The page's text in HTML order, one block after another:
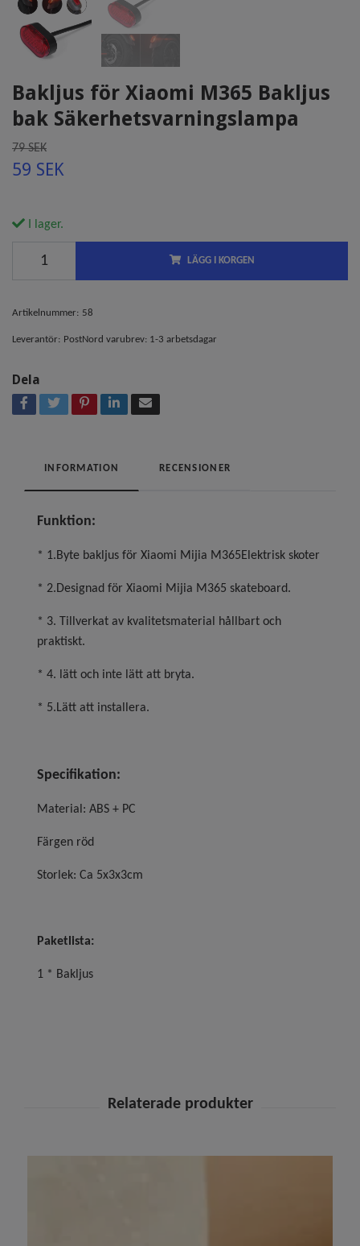
Bakljus för Xiaomi M365 Bakljus
bak Säkerhetsvarningslampa
79 SEK
59 SEK
I lager.
LÄGG I KORGEN
Artikelnummer: 58
Leverantör: PostNord varubrev: 1-3 arbetsdagar
Dela
INFORMATION RECENSIONER
Funktion:
* 1.Byte bakljus för Xiaomi Mijia M365Elektrisk skoter
* 2.Designad för Xiaomi Mijia M365 skateboard.
* 3. Tillverkat av kvalitetsmaterial hållbart och
praktiskt.
* 4. lätt och inte lätt att bryta.
* 5.Lätt att installera.
Specifikation:
Material: ABS + PC
Färgen röd
Storlek: Ca 5x3x3cm
Paketlista:
1 * Bakljus